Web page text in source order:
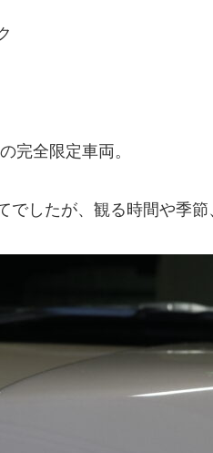
完全限定車両。
でしたが、観る時間や季